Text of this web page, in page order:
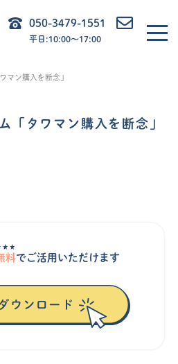
050-3479-1551
平日:10:00〜17:00
マン購入を断念」
「タワマン購入を断念」
料でご活⽤いただけます